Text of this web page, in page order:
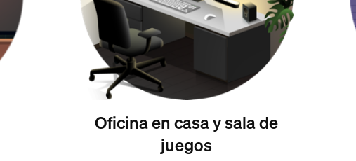
Oficina en casa y sala de
juegos